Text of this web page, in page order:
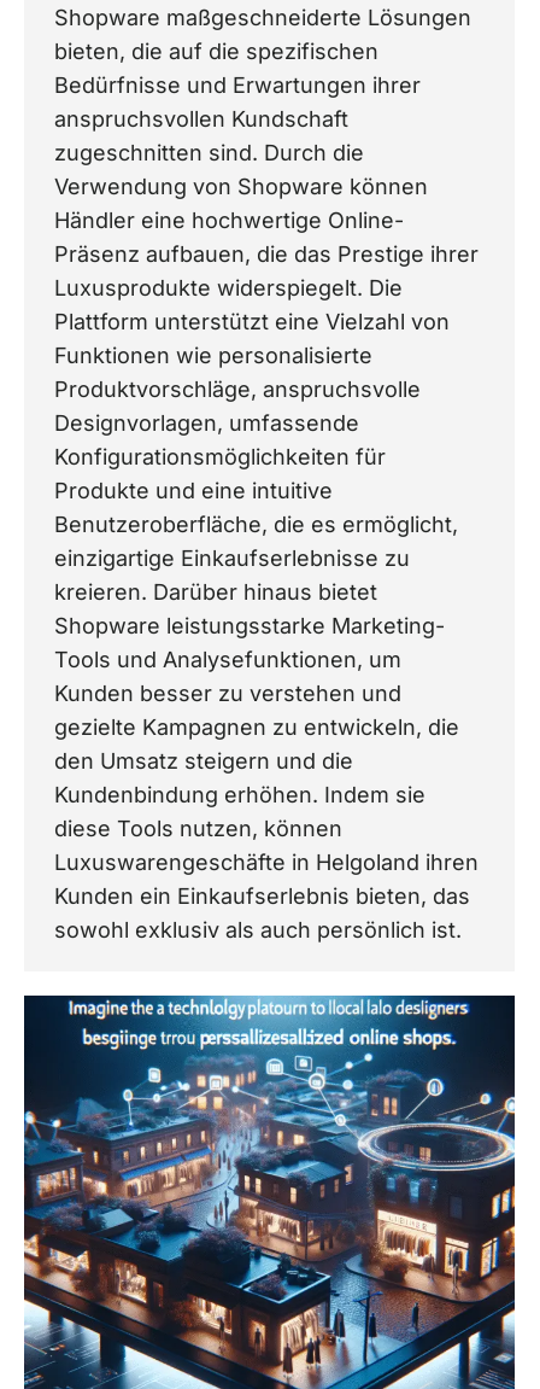
Shopware maßgeschneiderte Lösungen
bieten, die auf die spezifischen
Bedürfnisse und Erwartungen ihrer
anspruchsvollen Kundschaft
zugeschnitten sind. Durch die
Verwendung von Shopware können
Händler eine hochwertige Online-
Präsenz aufbauen, die das Prestige ihrer
Luxusprodukte widerspiegelt. Die
Plattform unterstützt eine Vielzahl von
Funktionen wie personalisierte
Produktvorschläge, anspruchsvolle
Designvorlagen, umfassende
Konfigurationsmöglichkeiten für
Produkte und eine intuitive
Benutzeroberfläche, die es ermöglicht,
einzigartige Einkaufserlebnisse zu
kreieren. Darüber hinaus bietet
Shopware leistungsstarke Marketing-
Tools und Analysefunktionen, um
Kunden besser zu verstehen und
gezielte Kampagnen zu entwickeln, die
den Umsatz steigern und die
Kundenbindung erhöhen. Indem sie
diese Tools nutzen, können
Luxuswarengeschäfte in Helgoland ihren
Kunden ein Einkaufserlebnis bieten, das
sowohl exklusiv als auch persönlich ist.